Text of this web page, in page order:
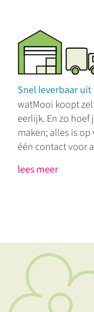
Snel leverbaar
watMooi koopt
eerlijk. En zo
maken; alles is
één contact voor
lees meer